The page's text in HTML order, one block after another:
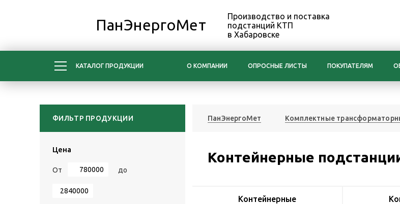
ПанЭнергоМет
Производство и поставка
подстанций КТП
в Хабаровске
КАТАЛОГ ПРОДУКЦИИ О КОМПАНИИ ОПРОСНЫЕ ЛИСТЫ ПОКУПАТЕЛЯМ
ФИЛЬТР ПРОДУКЦИИ
Цена
От до
ПанЭнергоМет Комплектные
Контейнерные
Контейнерные